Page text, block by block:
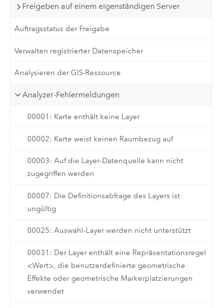
Freigeben auf einem eigenständigen Server
Auftragsstatus der Freigabe
Verwalten registrierter Datenspeicher
Analysieren der GIS-Ressource
Analyzer-Fehlermeldungen
00001: Karte enthält keine Layer
00002: Karte weist keinen Raumbezug auf
00003: Auf die Layer-Datenquelle kann nicht
zugegriffen werden
00007: Die Definitionsabfrage des Layers ist
ungültig
00025: Auswahl-Layer werden nicht unterstützt
00031: Der Layer enthält eine Repräsentationsregel
<Wert>, die benutzerdefinierte geometrische
Effekte oder geometrische Markerplatzierungen
verwendet